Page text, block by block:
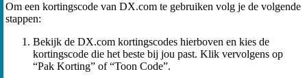
Om een kortingscode van DX.com te gebruiken volg je de volgende
stappen:
Bekijk de DX.com kortingscodes hierboven en kies de
kortingscode die het beste bij jou past. Klik vervolgens op
“Pak Korting” of “Toon Code”.